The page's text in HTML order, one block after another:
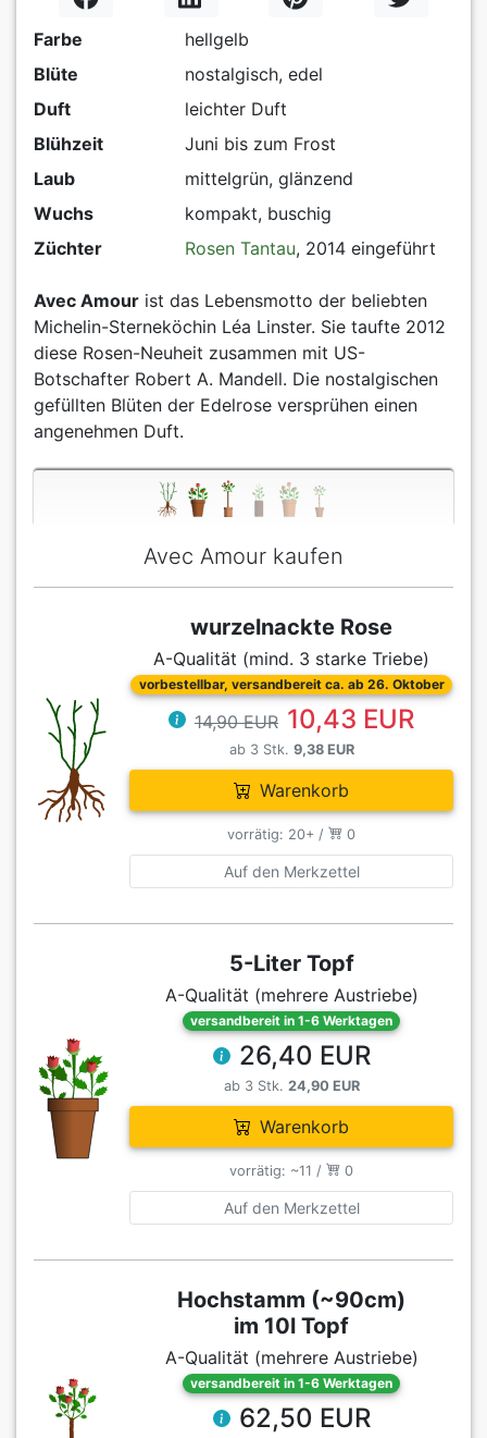
Farbe
hellgelb
Blüte
nostalgisch, edel
Duft
leichter Duft
Blühzeit
Juni bis zum Frost
Laub
mittelgrün, glänzend
Wuchs
kompakt, buschig
Züchter
Rosen Tantau, 2014 eingeführt
Avec Amour ist das Lebensmotto der beliebten
Michelin-Sterneköchin Léa Linster. Sie taufte 2012
diese Rosen-Neuheit zusammen mit US-
Botschafter Robert A. Mandell. Die nostalgischen
gefüllten Blüten der Edelrose versprühen einen
angenehmen Duft.
Avec Amour kaufen
wurzelnackte Rose
A-Qualität (mind. 3 starke Triebe)
vorbestellbar, versandbereit ca. ab 26. Oktober
14,90 EUR 10,43 EUR
ab 3 Stk. 9,38 EUR
Warenkorb
vorrätig: 20+ / 0
Auf den Merkzettel
5-Liter Topf
A-Qualität (mehrere Austriebe)
versandbereit in 1-6 Werktagen
26,40 EUR
ab 3 Stk. 24,90 EUR
Warenkorb
vorrätig: ~11 / 0
Auf den Merkzettel
Hochstamm (~90cm)
im 10l Topf
A-Qualität (mehrere Austriebe)
versandbereit in 1-6 Werktagen
62,50 EUR